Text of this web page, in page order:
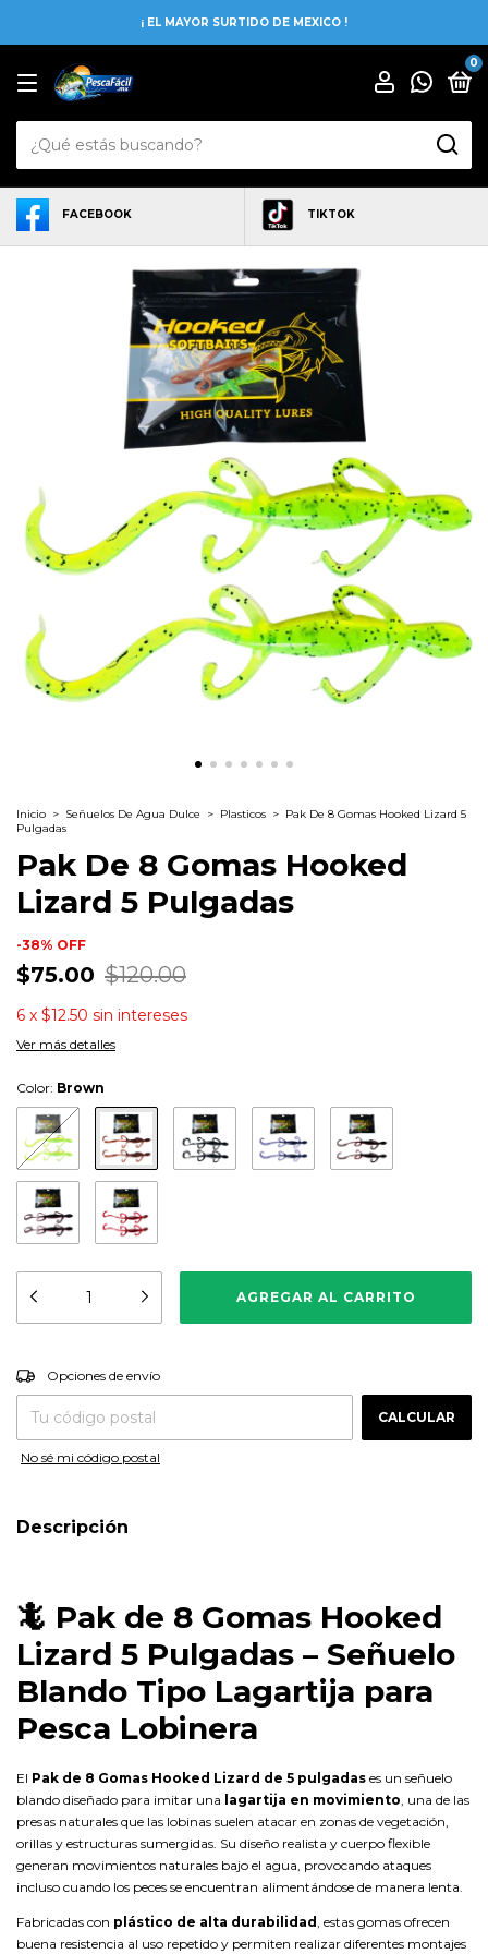
¡ EL MAYOR SURTIDO DE MEXICO !
0
FACEBOOK TIKTOK
Inicio > Señuelos De Agua Dulce > Plasticos > Pak De 8 Gomas Hooked Lizard 5
Pulgadas
Pak De 8 Gomas Hooked
Lizard 5 Pulgadas
-38% OFF
$75.00 $120.00
6 x $12.50 sin intereses
Ver más detalles
Color: Brown
Entregas para el CP:
Opciones de envío
CALCULAR
No sé mi código postal
Descripción
🦎 Pak de 8 Gomas Hooked
Lizard 5 Pulgadas – Señuelo
Blando Tipo Lagartija para
Pesca Lobinera
El Pak de 8 Gomas Hooked Lizard de 5 pulgadas es un señuelo
blando diseñado para imitar una lagartija en movimiento , una de las
presas naturales que las lobinas suelen atacar en zonas de vegetación,
orillas y estructuras sumergidas. Su diseño realista y cuerpo flexible
generan movimientos naturales bajo el agua, provocando ataques
incluso cuando los peces se encuentran alimentándose de manera lenta.
Fabricadas con plástico de alta durabilidad , estas gomas ofrecen
buena resistencia al uso repetido y permiten realizar diferentes montajes